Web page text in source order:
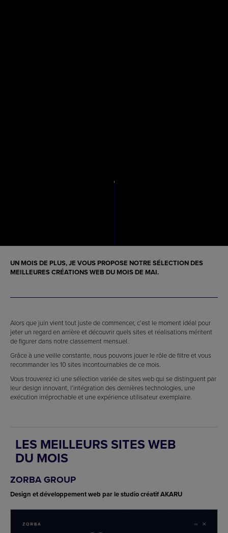
UN MOIS DE PLUS, JE VOUS PROPOSE NOTRE SÉLECTION DES
MEILLEURES CRÉATIONS WEB DU MOIS DE MAI.
Alors que juin vient tout juste de commencer, c’est le moment idéal pour
jeter un regard en arrière et découvrir quels sites et réalisations méritent
de figurer dans notre classement mensuel.
Grâce à une veille constante, nous pouvons jouer le rôle de filtre et vous
recommander les 10 sites incontournables de ce mois.
Vous trouverez ici une sélection variée de sites web qui se distinguent par
leur design innovant, l’intégration des dernières technologies, une
exécution irréprochable et une expérience utilisateur exemplaire.
LES MEILLEURS SITES WEB
DU MOIS
ZORBA GROUP
Design et développement web par le studio créatif AKARU